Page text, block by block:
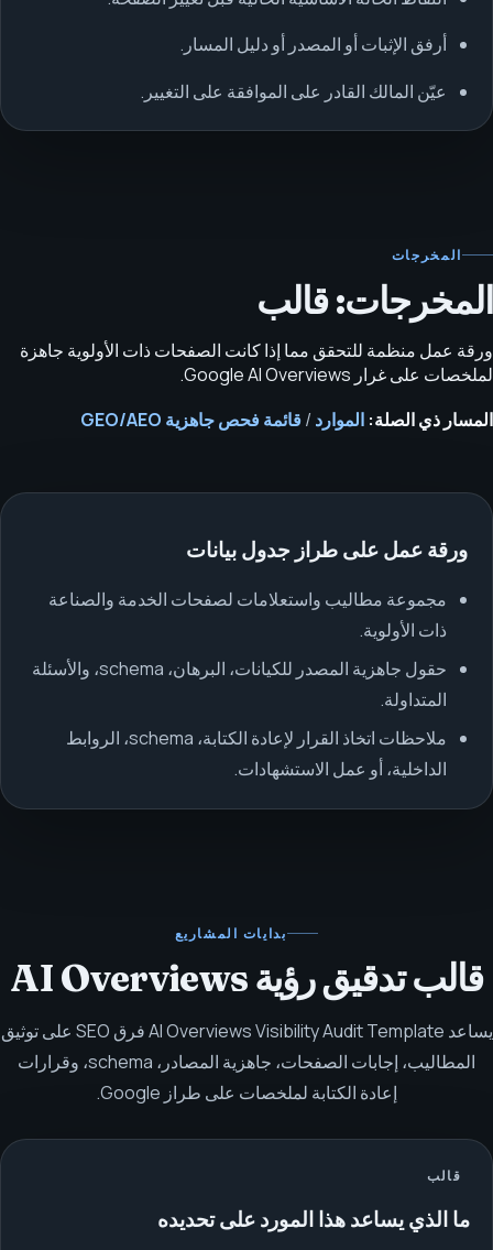
أرفق الإثبات أو المصدر أو دليل المسار.
عيّن المالك القادر على الموافقة على التغيير.
المخرجات
المخرجات: قالب
ورقة عمل منظمة للتحقق مما إذا كانت الصفحات ذات الأولوية جاهزة
لملخصات على غرار Google AI Overviews.
المسار ذي الصلة: الموارد /قائمة فحص جاهزية GEO/AEO
ورقة عمل على طراز جدول بيانات
مجموعة مطاليب واستعلامات لصفحات الخدمة والصناعة
ذات الأولوية.
حقول جاهزية المصدر للكيانات، البرهان، schema، والأسئلة
المتداولة.
ملاحظات اتخاذ القرار لإعادة الكتابة، schema، الروابط
الداخلية، أو عمل الاستشهادات.
بدايات المشاريع
قالب تدقيق رؤية AI Overviews
يساعد AI Overviews Visibility Audit Template فرق SEO على توثيق
المطاليب، إجابات الصفحات، جاهزية المصادر، schema، وقرارات
إعادة الكتابة لملخصات على طراز Google.
قالب
ما الذي يساعد هذا المورد على تحديده